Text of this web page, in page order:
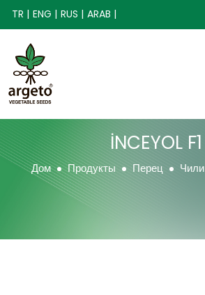
TR | ENG | RUS | ARAB |
İNCEYOL F1
Дом Продукты Перец Чили